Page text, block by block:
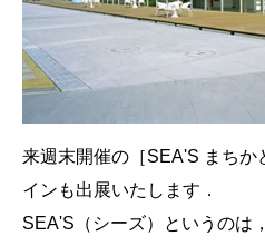
来週末開催の［SEA'S まちか
インも出展いたします．
SEA'S（シーズ）というのは